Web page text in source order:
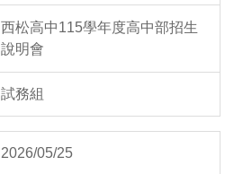
西松高中115學年度高中部招生
說明會
試務組
2026/05/25